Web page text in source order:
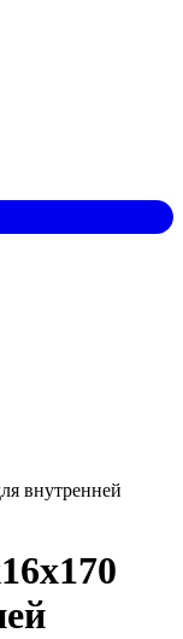
внутренней